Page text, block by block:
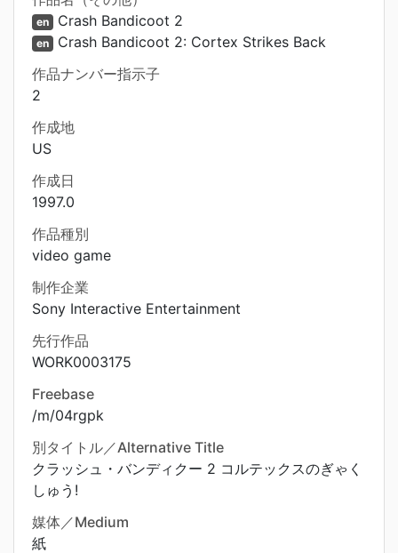
en Crash Bandicoot 2
en Crash Bandicoot 2: Cortex Strikes Back
作品ナンバー指示子
2
作成地
US
作成日
1997.0
作品種別
video game
制作企業
Sony Interactive Entertainment
先行作品
WORK0003175
Freebase
/m/04rgpk
別タイトル／Alternative Title
クラッシュ・バンディクー 2 コルテックスのぎゃく
しゅう!
媒体／Medium
紙